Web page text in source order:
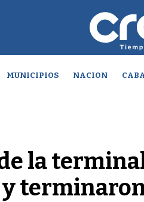
MUNICIPIOS NACION
la